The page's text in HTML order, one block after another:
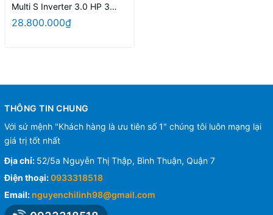
Multi S Inverter 3.0 HP 3
phòng ngủ MKC70SVMV + 3
Dàn Lạnh CTKC25RVMV
28.800.000₫
THÔNG TIN CHUNG
Với sứ mệnh "Khách hàng là ưu tiên số 1" chúng tôi luôn mạng lại
giá trị tốt nhất
Địa chỉ: 52/5a Nguyễn Thị Thập, Bình Thuận, Quận 7
Điện thoại:0933318518
Email: nguyenchilinh98@gmail.com